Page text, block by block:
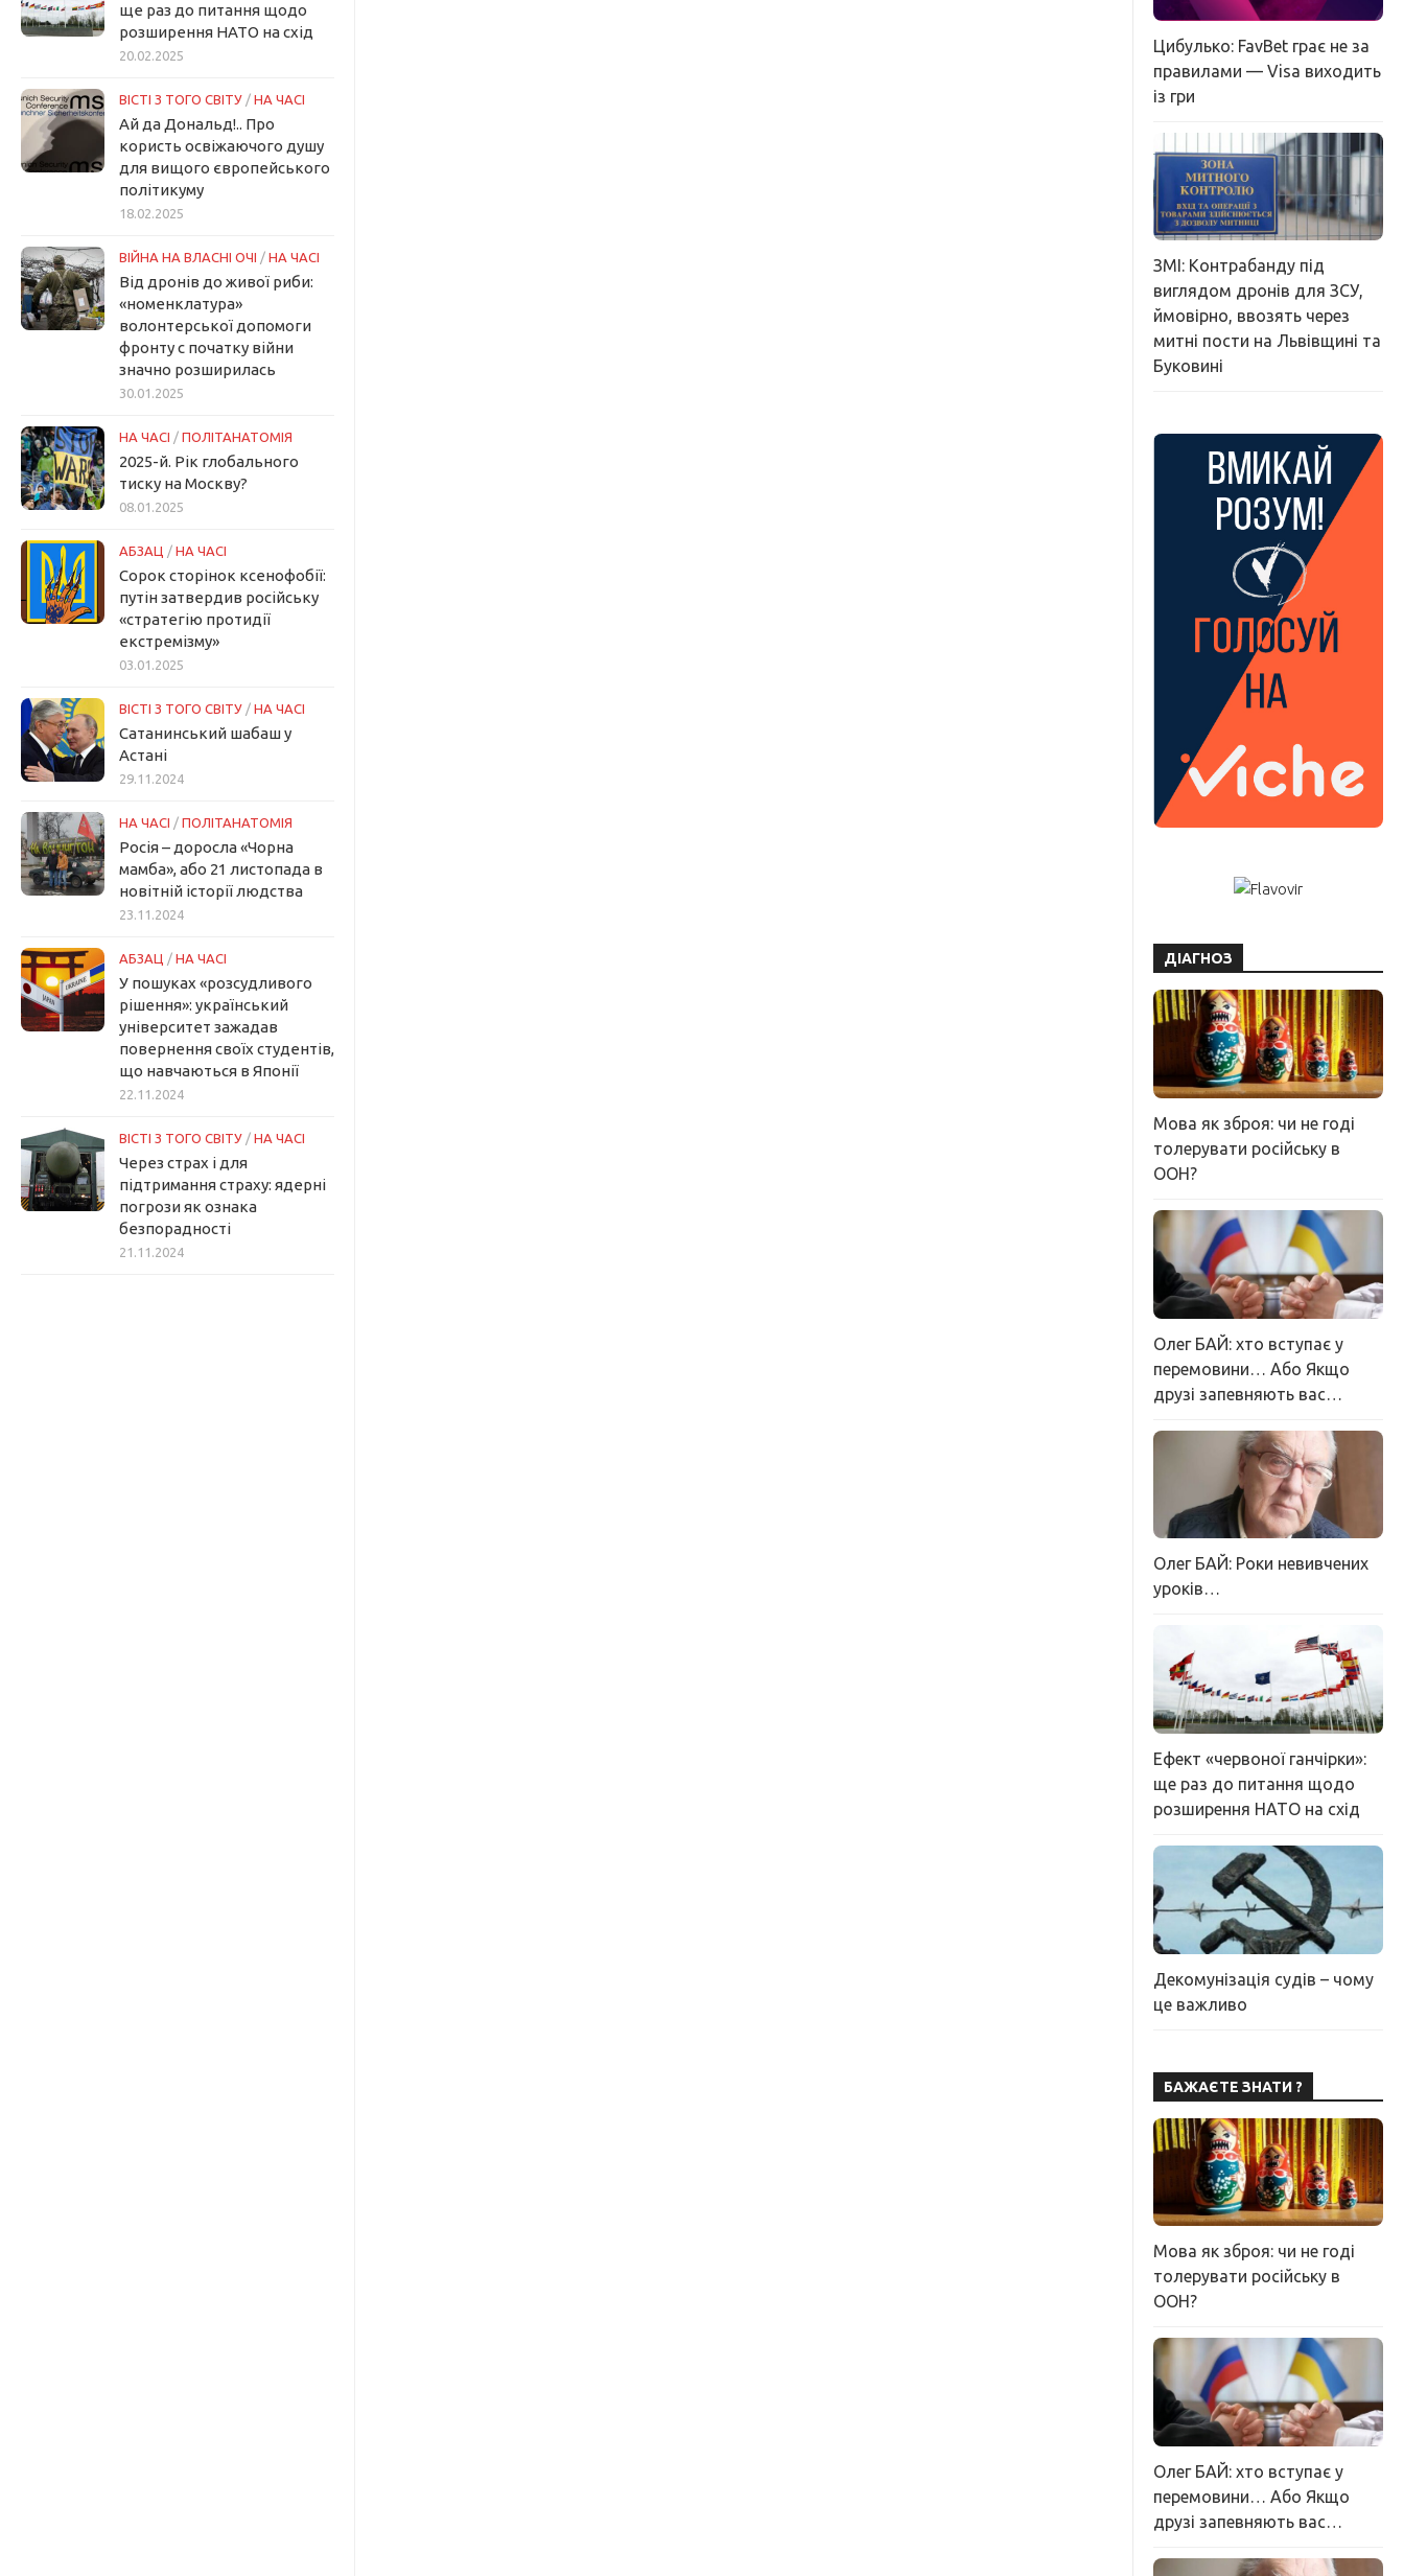
ще раз до питання щодо
розширення НАТО на схід
20.02.2025
ВІСТІ З ТОГО СВІТУ / НА ЧАСІ
Ай да Дональд!.. Про
користь освіжаючого душу
для вищого європейського
політикуму
18.02.2025
ВІЙНА НА ВЛАСНІ ОЧІ / НА ЧАСІ
Від дронів до живої риби:
«номенклатура»
волонтерської допомоги
фронту с початку війни
значно розширилась
30.01.2025
НА ЧАСІ / ПОЛІТАНАТОМІЯ
2025-й. Рік глобального
тиску на Москву?
08.01.2025
АБЗАЦ / НА ЧАСІ
Сорок сторінок ксенофобії:
путін затвердив російську
«стратегію протидії
екстремізму»
03.01.2025
ВІСТІ З ТОГО СВІТУ / НА ЧАСІ
Сатанинський шабаш у
Астані
29.11.2024
НА ЧАСІ / ПОЛІТАНАТОМІЯ
Росія – доросла «Чорна
мамба», або 21 листопада в
новітній історії людства
23.11.2024
АБЗАЦ / НА ЧАСІ
У пошуках «розсудливого
рішення»: український
університет зажадав
повернення своїх студентів,
що навчаються в Японії
22.11.2024
ВІСТІ З ТОГО СВІТУ / НА ЧАСІ
Через страх і для
підтримання страху: ядерні
погрози як ознака
безпорадності
21.11.2024
Цибулько: FavBet грає не за
правилами — Visa виходить
із гри
ЗМІ: Контрабанду під
виглядом дронів для ЗСУ,
ймовірно, ввозять через
митні пости на Львівщині та
Буковині
ДІАГНОЗ
Мова як зброя: чи не годі
толерувати російську в
ООН?
Олег БАЙ: хто вступає у
перемовини… Або Якщо
друзі запевняють вас…
Олег БАЙ: Роки невивчених
уроків…
Ефект «червоної ганчірки»:
ще раз до питання щодо
розширення НАТО на схід
Декомунізація судів – чому
це важливо
БАЖАЄТЕ ЗНАТИ ?
Мова як зброя: чи не годі
толерувати російську в
ООН?
Олег БАЙ: хто вступає у
перемовини… Або Якщо
друзі запевняють вас…